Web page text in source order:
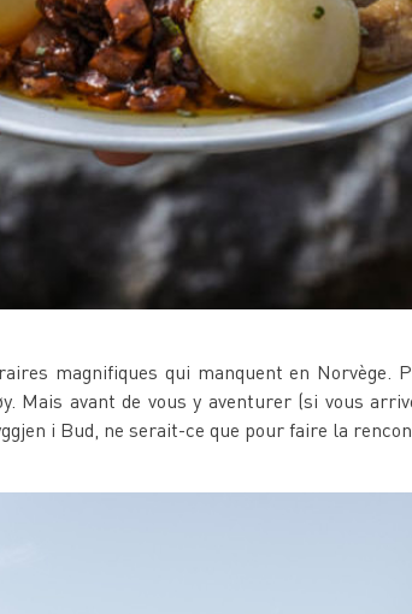
magnifiques qui manquent en
Mais avant de vous y aventurer (si vous
i Bud, ne serait-ce que pour faire la